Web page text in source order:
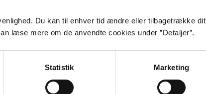
Du kan til enhver tid ændre eller tilbagetrække dit
læse mere om de anvendte cookies under ”Detaljer”.
Statistik Marketing